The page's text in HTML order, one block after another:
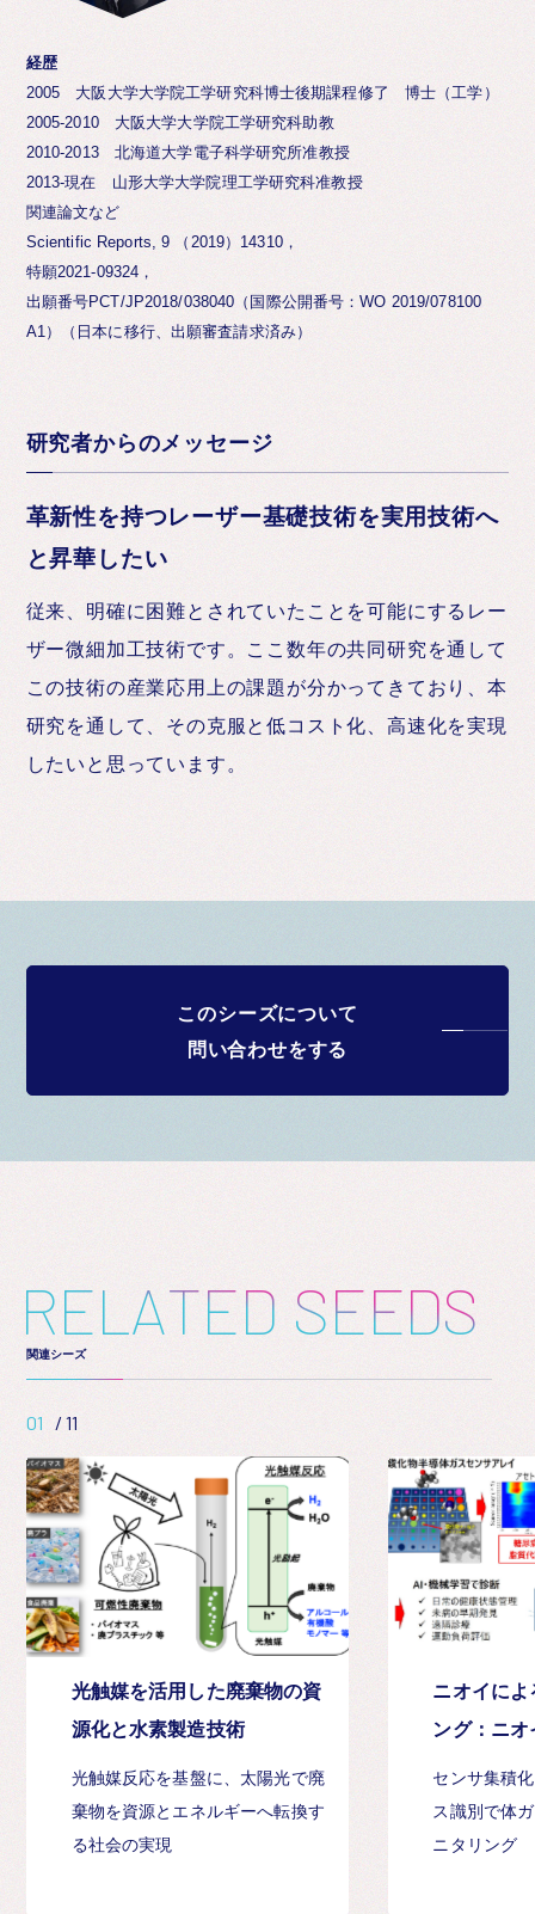
経歴
2005 大阪大学大学院工学研究科博士後期課程修了 博士（工学）
2005-2010 大阪大学大学院工学研究科助教
2010-2013 北海道大学電子科学研究所准教授
2013-現在 山形大学大学院理工学研究科准教授
関連論文など
Scientific Reports, 9 （2019）14310，
特願2021-09324，
出願番号PCT/JP2018/038040（国際公開番号：WO 2019/078100
A1）（日本に移行、出願審査請求済み）
研究者からのメッセージ
革新性を持つレーザー基礎技術を実用技術へ
と昇華したい
従来、明確に困難とされていたことを可能にするレー
ザー微細加工技術です。ここ数年の共同研究を通して
この技術の産業応用上の課題が分かってきており、本
研究を通して、その克服と低コスト化、高速化を実現
したいと思っています。
このシーズについて
問い合わせをする
REL ATED SEEDS
関連シーズ
01 /11
光触媒を活用した廃棄物の資
源化と水素製造技術
光触媒反応を基盤に、太陽光で廃
棄物を資源とエネルギーへ転換す
る社会の実現
ニオイに
ング：ニ
ンサとAI
断
センサ集積
ス識別で体
ニタリング